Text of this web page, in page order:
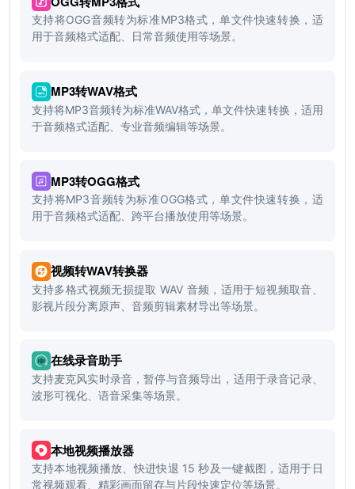
支持将OGG音频转为标准MP3格式，单文件快速转换，适
用于音频格式适配、日常音频使用等场景。
MP3转WAV格式
支持将MP3音频转为标准WAV格式，单文件快速转换，适用
于音频格式适配、专业音频编辑等场景。
MP3转OGG格式
支持将MP3音频转为标准OGG格式，单文件快速转换，适
用于音频格式适配、跨平台播放使用等场景。
视频转WAV转换器
支持多格式视频无损提取 WAV 音频，适用于短视频取音、
影视片段分离原声、音频剪辑素材导出等场景。
在线录音助手
支持麦克风实时录音，暂停与音频导出，适用于录音记录、
波形可视化、语音采集等场景。
本地视频播放器
支持本地视频播放、快进快退 15 秒及一键截图，适用于日
常视频观看、精彩画面留存与片段快速定位等场景。